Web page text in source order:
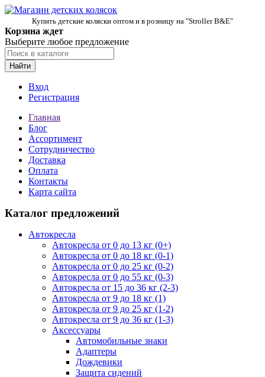
Купить детские коляски оптом и в розницу на "Stroller B&E"
Корзина ждет
Выберите любое предложение
Найти
Вход
Регистрация
Главная
Блог
Ассортимент
Сотрудничество
Доставка
Оплата
Контакты
Карта сайта
Каталог предложений
Автокресла
Автокресла от 0 до 13 кг (0+)
Автокресла от 0 до 18 кг (0-1)
Автокресла от 0 до 25 кг (0-2)
Автокресла от 0 до 55 кг (0-3)
Автокресла от 15 до 36 кг (2-3)
Автокресла от 9 до 18 кг (1)
Автокресла от 9 до 25 кг (1-2)
Автокресла от 9 до 36 кг (1-3)
Аксессуары
Автомобильные знаки
Адаптеры
Дождевики
Защита сидений